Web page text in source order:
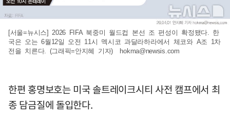
[서울=뉴시스] 2026 FIFA 북중미 월드컵 본선 조 편성이 확정됐다. 한
국은 오는 6월12일 오전 11시 멕시코 과달라하라에서 체코와 A조 1차
전을 치른다. (그래픽=안지혜 기자)
hokma@newsis.com
한편 홍명보호는 미국 솔트레이크시티 사전 캠프에서 최
종 담금질에 돌입한다.